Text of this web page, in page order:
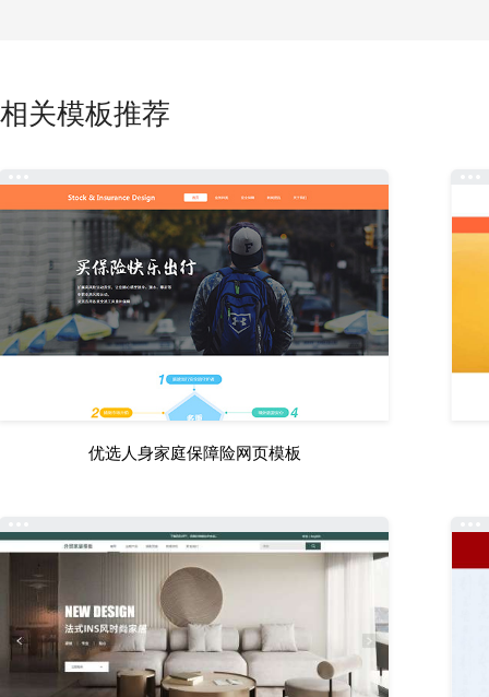
相关模板推荐
优选人身家庭保障险网页模板